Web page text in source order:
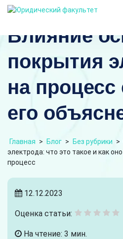
Влияние
покрытия
на процесс
его
Главная > Блог > Без рубрики >
электрода: что это такое и как
процесс
12.12.2023
Оценка статьи:
На чтение: 3 мин.